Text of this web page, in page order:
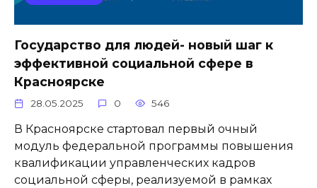
Государство для людей- новый шаг к
эффективной социальной сфере в
Красноярске
28.05.2025 0 546
В Красноярске стартовал первый очный
модуль федеральной программы повышения
квалификации управленческих кадров
социальной сферы, реализуемой в рамках